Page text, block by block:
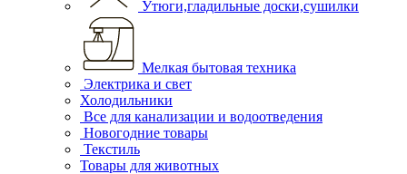
Утюги,гладильные доски,сушилки
Мелкая бытовая техника
Электрика и свет
Холодильники
Все для канализации и водоотведения
Новогодние товары
Текстиль
Товары для животных